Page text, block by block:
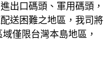
出口碼頭、軍用碼頭，
送困難之地區，我司將
僅限台灣本島地區，